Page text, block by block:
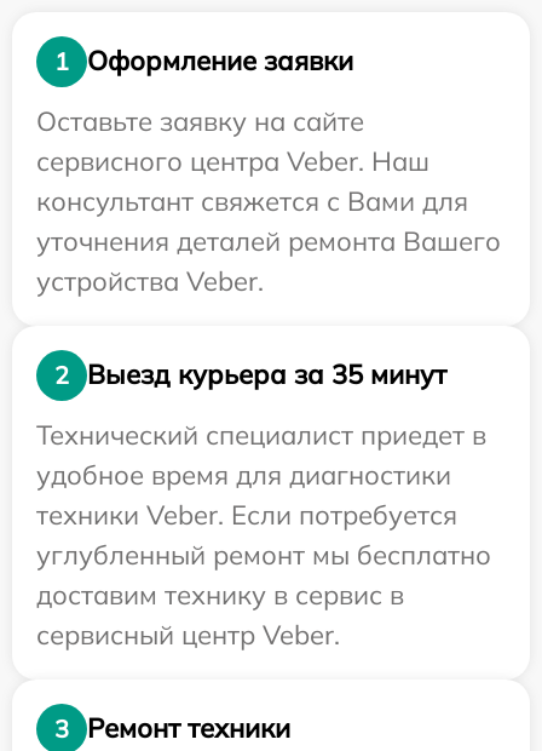
1
Оформление заявки
Оставьте заявку на сайте
сервисного центра Veber. Наш
консультант свяжется с Вами для
уточнения деталей ремонта Вашего
устройства Veber.
2
Выезд курьера за 35 минут
Технический специалист приедет в
удобное время для диагностики
техники Veber. Если потребуется
углубленный ремонт мы бесплатно
доставим технику в сервис в
сервисный центр Veber.
3 Ремонт техники